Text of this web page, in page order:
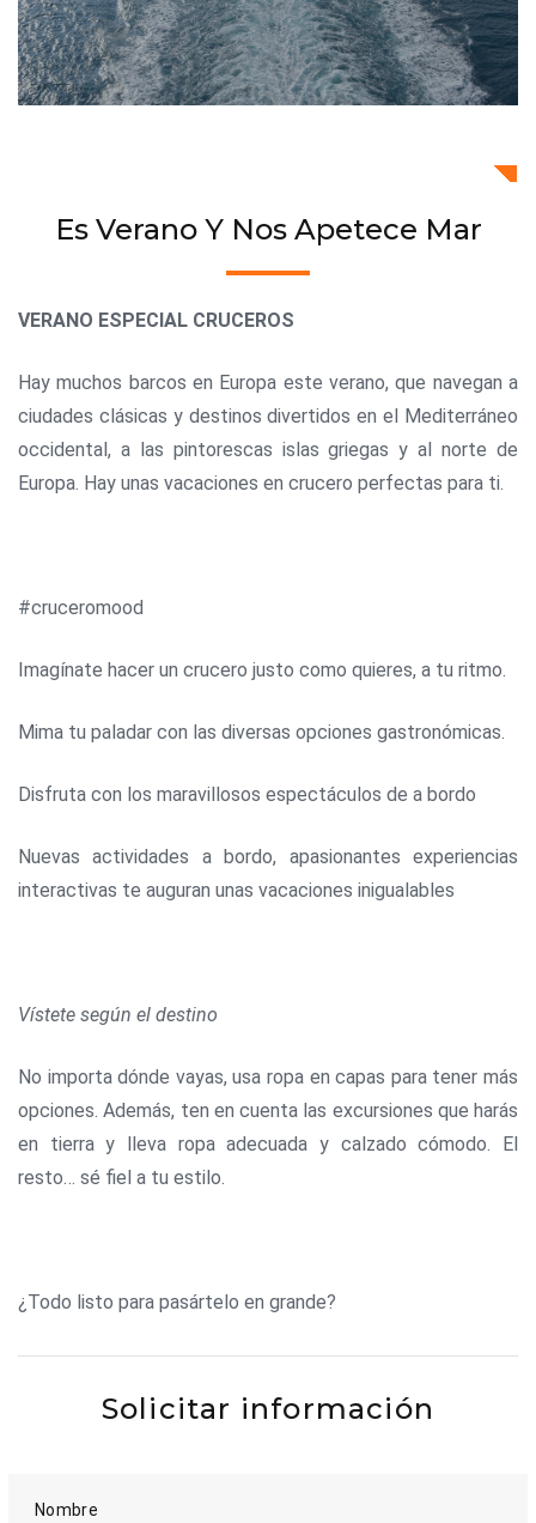
Es Verano Y Nos Apetece Mar
VERANO ESPECIAL CRUCEROS
Hay muchos barcos en Europa este verano, que navegan a
ciudades clásicas y destinos divertidos en el Mediterráneo
occidental, a las pintorescas islas griegas y al norte de
Europa. Hay unas vacaciones en crucero perfectas para ti.
#cruceromood
Imagínate hacer un crucero justo como quieres, a tu ritmo.
Mima tu paladar con las diversas opciones gastronómicas.
Disfruta con los maravillosos espectáculos de a bordo
Nuevas actividades a bordo, apasionantes experiencias
interactivas te auguran unas vacaciones inigualables
Vístete según el destino
No importa dónde vayas, usa ropa en capas para tener más
opciones. Además, ten en cuenta las excursiones que harás
en tierra y lleva ropa adecuada y calzado cómodo. El
resto… sé fiel a tu estilo.
¿Todo listo para pasártelo en grande?
Solicitar información
Nombre